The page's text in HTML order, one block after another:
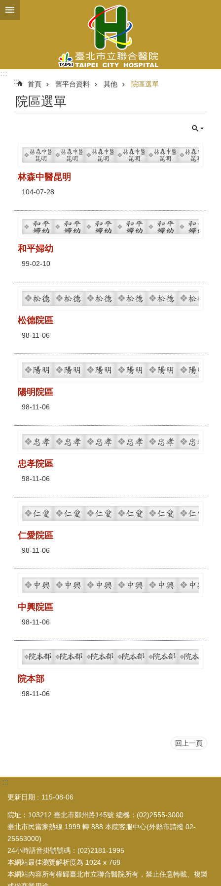
跳到主要內容區塊
:::
:::
首頁 舊平台資料 其他 院區選單
院區選單
林森中醫昆明
104-07-28
和平婦幼
99-02-10
松德院區
98-11-06
陽明院區
98-11-06
忠孝院區
98-11-06
仁愛院區
98-11-06
中興院區
98-11-06
院本部
98-11-06
回上一頁
:::
更新日期 115-08-06
院址：103212 臺北市鄭州路145號 總機：(02)2555-3000
臺北市民當家熱線 1999 轉 888 本院客服中心(外縣市請撥 02-
25553000)
24小時語音掛號號碼：(02)2181-1995
本網站最佳瀏覽解析度為 1024 x 768
本網站內容所有權歸臺北市立聯合醫院所有，禁止任意轉載、複製